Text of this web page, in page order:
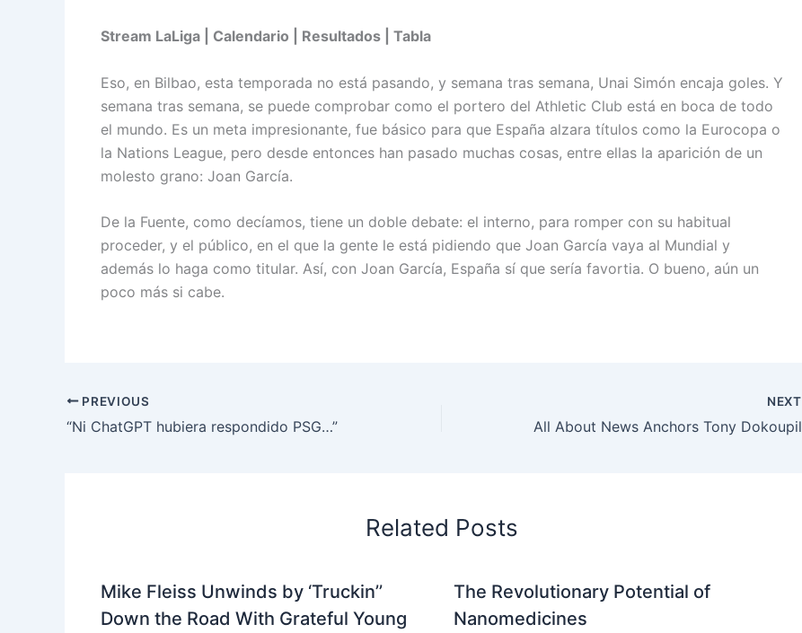
Stream LaLiga | Calendario | Resultados | Tabla
Eso, en Bilbao, esta temporada no está pasando, y semana tras semana, Unai Simón encaja goles. Y
semana tras semana, se puede comprobar como el portero del Athletic Club está en boca de todo
el mundo. Es un meta impresionante, fue básico para que España alzara títulos como la Eurocopa o
la Nations League, pero desde entonces han pasado muchas cosas, entre ellas la aparición de un
molesto grano: Joan García.
De la Fuente, como decíamos, tiene un doble debate: el interno, para romper con su habitual
proceder, y el público, en el que la gente le está pidiendo que Joan García vaya al Mundial y
además lo haga como titular. Así, con Joan García, España sí que sería favortia. O bueno, aún un
poco más si cabe.
PREVIOUS
“Ni ChatGPT hubiera respondido PSG…”
NEXT
Related Posts
Mike Fleiss Unwinds by ‘Truckin’’
Down the Road With Grateful Young
The Revolutionary Potential of
Nanomedicines